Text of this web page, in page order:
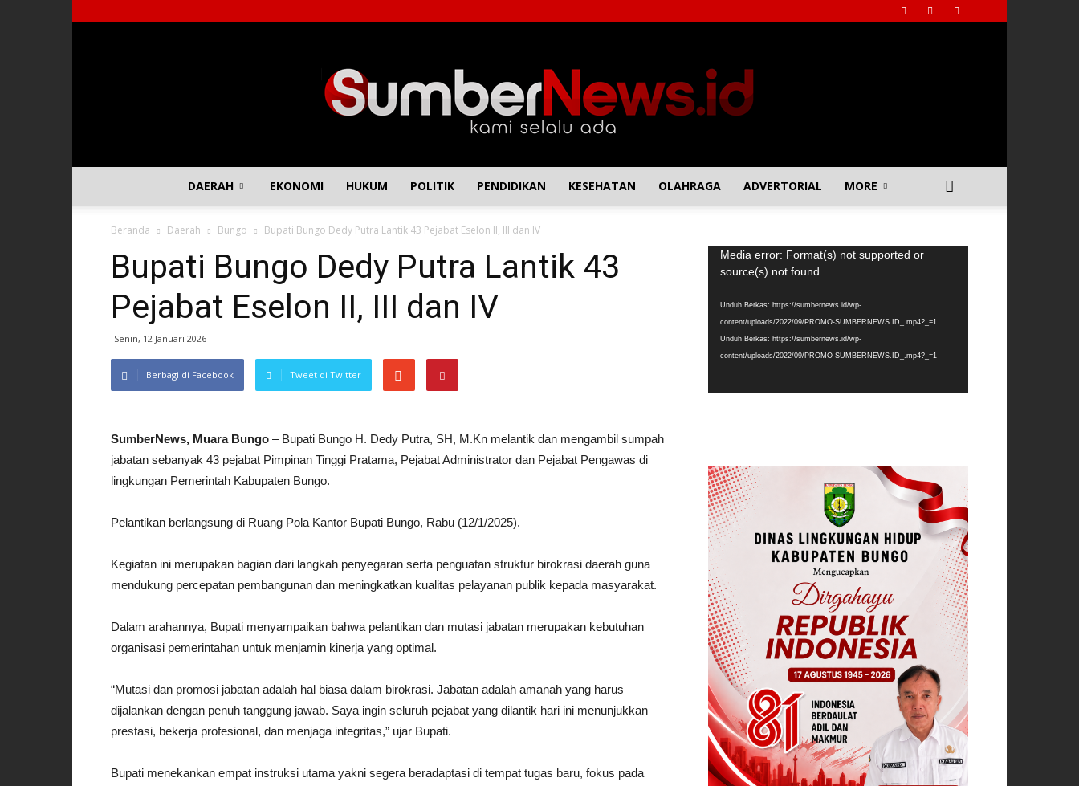
DAERAH EKONOMI HUKUM POLITIK PENDIDIKAN KESEHATAN OLAHRAGA ADVERTORIAL MORE
Beranda Daerah Bungo Bupati Bungo Dedy Putra Lantik 43 Pejabat Eselon II, III dan IV
Bupati Bungo Dedy Putra Lantik 43
Pejabat Eselon II, III dan IV
Senin, 12 Januari 2026
Berbagi di Facebook Tweet di Twitter
SumberNews, Muara Bungo – Bupati Bungo H. Dedy Putra, SH, M.Kn melantik dan mengambil sumpah
jabatan sebanyak 43 pejabat Pimpinan Tinggi Pratama, Pejabat Administrator dan Pejabat Pengawas di
lingkungan Pemerintah Kabupaten Bungo.
Pelantikan berlangsung di Ruang Pola Kantor Bupati Bungo, Rabu (12/1/2025).
Kegiatan ini merupakan bagian dari langkah penyegaran serta penguatan struktur birokrasi daerah guna
mendukung percepatan pembangunan dan meningkatkan kualitas pelayanan publik kepada masyarakat.
Dalam arahannya, Bupati menyampaikan bahwa pelantikan dan mutasi jabatan merupakan kebutuhan
organisasi pemerintahan untuk menjamin kinerja yang optimal.
“Mutasi dan promosi jabatan adalah hal biasa dalam birokrasi. Jabatan adalah amanah yang harus
dijalankan dengan penuh tanggung jawab. Saya ingin seluruh pejabat yang dilantik hari ini menunjukkan
prestasi, bekerja profesional, dan menjaga integritas,” ujar Bupati.
Bupati menekankan empat instruksi utama yakni segera beradaptasi di tempat tugas baru, fokus pada
Pemutar
Video
Media error: Format(s) not supported or
source(s) not found
Unduh Berkas: https://sumbernews.id/wp-
content/uploads/2022/09/PROMO-SUMBERNEWS.ID_.mp4?_=1
Unduh Berkas: https://sumbernews.id/wp-
content/uploads/2022/09/PROMO-SUMBERNEWS.ID_.mp4?_=1